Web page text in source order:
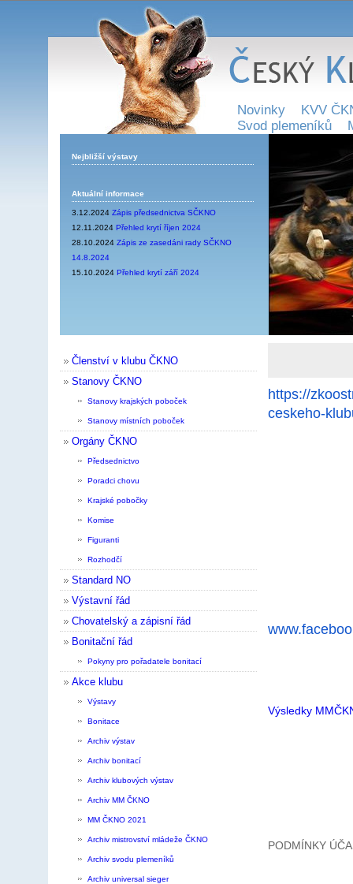
Novinky
KVV
Svod plemeníků
Nejbližší výstavy
Aktuální informace
3.12.2024 Zápis předsednictva SČKNO
12.11.2024 Přehled krytí říjen 2024
28.10.2024 Zápis ze zasedáni rady SČKNO
14.8.2024
15.10.2024 Přehled krytí září 2024
Členství v klubu ČKNO
Stanovy ČKNO
Stanovy krajských poboček
Stanovy místních poboček
Orgány ČKNO
Předsednictvo
Poradci chovu
Krajské pobočky
Komise
Figuranti
Rozhodčí
Standard NO
Výstavní řád
Chovatelský a zápisní řád
Bonitační řád
Pokyny pro pořadatele bonitací
Akce klubu
Výstavy
Bonitace
Archiv výstav
Archiv bonitací
Archiv klubových výstav
Archiv MM ČKNO
MM ČKNO 2021
Archiv mistrovství mládeže ČKNO
Archiv svodu plemeníků
Archiv universal sieger
https://
ceskeho-
Výsledky
PODMÍNKY